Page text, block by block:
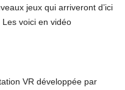
jeux qui arriveront d’ici
voici en vidéo
VR développée par